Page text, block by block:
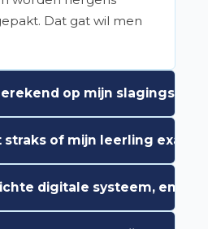
Dat gat wil men
op mijn
als signaal, maar het is
over. Het gaat
prestaties of signalen
of mijn leerling
als instructeur. Je
digitale systeem, en